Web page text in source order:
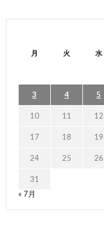
月 火 水
3 4 5
10 11 12
17 18 19
24 25 26
31
« 7月